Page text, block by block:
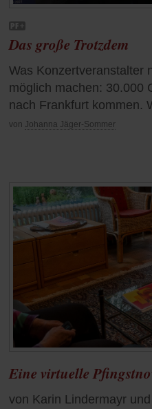
Das große Trotzdem
Was Konzertveranstalter
möglich machen: 30.000
nach Frankfurt kommen.
von Johanna Jäger-Sommer
Eine virtuelle
von Karin Lindermayr